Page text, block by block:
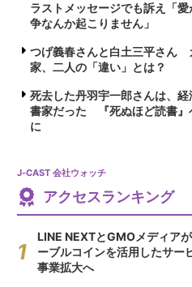
ラストメッセージでも訴え「
争なんか起こりません」
つげ義春さんと白土三平さん
家、二人の「違い」とは？
死去した丹羽宇一郎さんは、
書家だった 『死ぬほど読書』
に
J-CAST 会社ウォッチ
アクセスランキング
LINE NEXTとGMOメディア
ーブルコインを活用したサー
事業拡大へ